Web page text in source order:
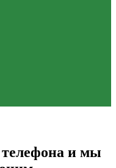
телефона и мы